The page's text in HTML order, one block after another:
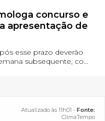
concurso e
apresentação de
esse prazo deverão
subsequente, com
Atualizado às 11h01 - Fonte:
ClimaTempo